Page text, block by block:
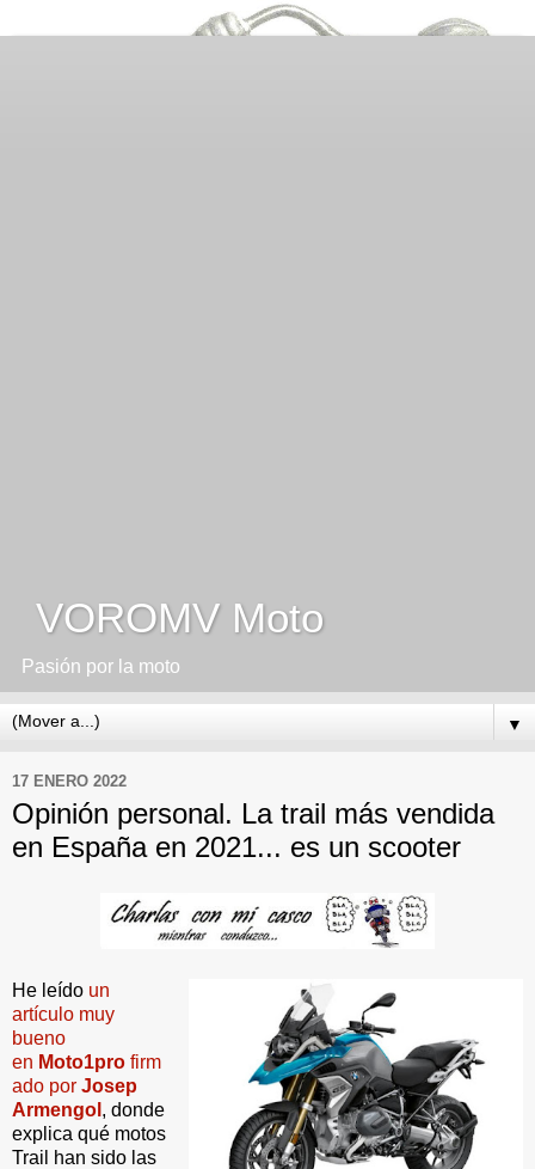
VOROMV Moto
Pasión por la moto
▼
17 ENERO 2022
Opinión personal. La trail más vendida
en España en 2021... es un scooter
He leído un
artículo muy
bueno
en Moto1pro firm
ado por Josep
Armengol , donde
explica qué motos
Trail han sido las